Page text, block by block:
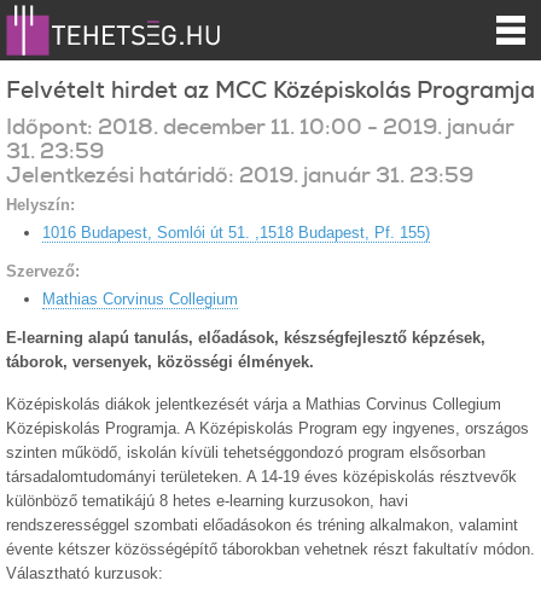
Felvételt hirdet az MCC Középiskolás Programja
Időpont: 2018. december 11. 10:00 - 2019. január
31. 23:59
Jelentkezési határidő: 2019. január 31. 23:59
Helyszín:
1016 Budapest, Somlói út 51. ,1518 Budapest, Pf. 155)
Szervező:
Mathias Corvinus Collegium
E-learning alapú tanulás, előadások, készségfejlesztő képzések,
táborok, versenyek, közösségi élmények.
Középiskolás diákok jelentkezését várja a Mathias Corvinus Collegium
Középiskolás Programja. A Középiskolás Program egy ingyenes, országos
szinten működő, iskolán kívüli tehetséggondozó program elsősorban
társadalomtudományi területeken. A 14-19 éves középiskolás résztvevők
különböző tematikájú 8 hetes e-learning kurzusokon, havi
rendszerességgel szombati előadásokon és tréning alkalmakon, valamint
évente kétszer közösségépítő táborokban vehetnek részt fakultatív módon.
Választható kurzusok: